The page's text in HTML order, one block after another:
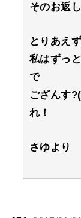
そのお返
とりあえ
私はずっ
で
ござんす
れ！
さゆより